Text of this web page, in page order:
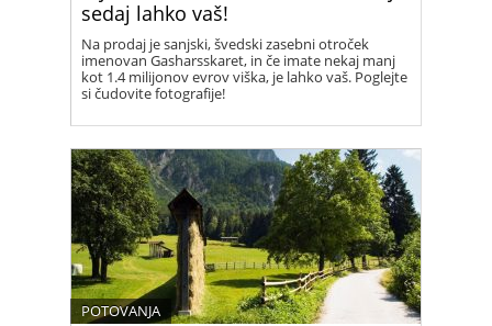
sedaj lahko vaš!
Na prodaj je sanjski, švedski zasebni otroček
imenovan Gasharsskaret, in če imate nekaj manj
kot 1.4 milijonov evrov viška, je lahko vaš. Poglejte
si čudovite fotografije!
POTOVANJA